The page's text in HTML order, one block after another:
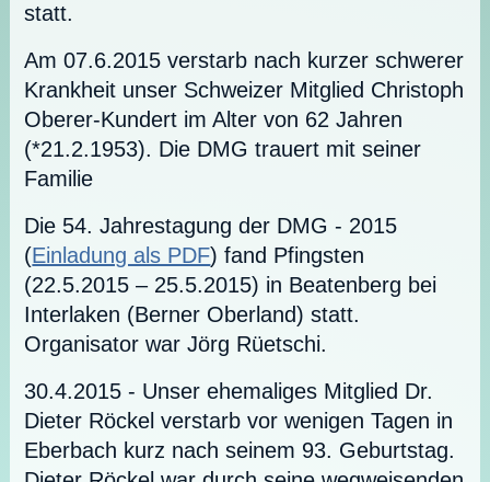
statt.
Am 07.6.2015 verstarb nach kurzer schwerer
Krankheit unser Schweizer Mitglied Christoph
Oberer-Kundert im Alter von 62 Jahren
(*21.2.1953). Die DMG trauert mit seiner
Familie
Die 54. Jahrestagung der DMG - 2015
(Einladung als PDF) fand Pfingsten
(22.5.2015 – 25.5.2015) in Beatenberg bei
Interlaken (Berner Oberland) statt.
Organisator war Jörg Rüetschi.
30.4.2015 - Unser ehemaliges Mitglied Dr.
Dieter Röckel verstarb vor wenigen Tagen in
Eberbach kurz nach seinem 93. Geburtstag.